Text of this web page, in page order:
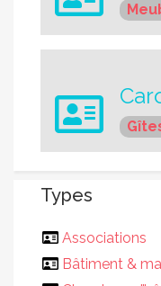
Types
Associations
Bâtiment &